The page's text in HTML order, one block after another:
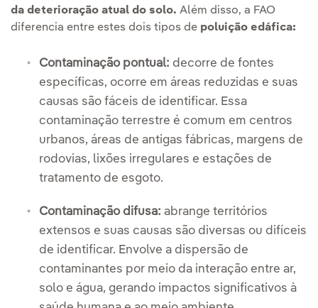
da deterioração atual do solo. Além disso, a FAO
diferencia entre estes dois tipos de poluição edáfica:
Contaminação pontual: decorre de fontes
específicas, ocorre em áreas reduzidas e suas
causas são fáceis de identificar. Essa
contaminação terrestre é comum em centros
urbanos, áreas de antigas fábricas, margens de
rodovias, lixões irregulares e estações de
tratamento de esgoto.
Contaminação difusa: abrange territórios
extensos e suas causas são diversas ou difíceis
de identificar. Envolve a dispersão de
contaminantes por meio da interação entre ar,
solo e água, gerando impactos significativos à